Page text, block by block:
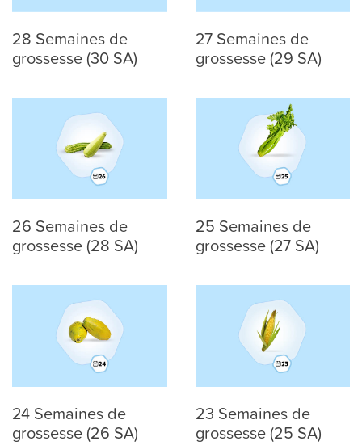
28 Semaines de
grossesse (30 SA)
27 Semaines de
grossesse (29 SA)
26 Semaines de
grossesse (28 SA)
25 Semaines de
grossesse (27 SA)
24 Semaines de
grossesse (26 SA)
23 Semaines de
grossesse (25 SA)